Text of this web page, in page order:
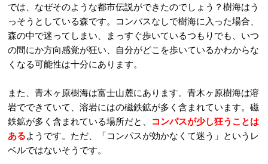
では、なぜそのような都市伝説ができたのでしょう？樹海はう
っそうとしている森です。コンパスなしで樹海に入った場合、
森の中で迷ってしまい、まっすぐ歩いているつもりでも、いつ
の間にか方向感覚が狂い、自分がどこを歩いているかわからな
くなる可能性は十分にあります。
また、青木ヶ原樹海は富士山麓にあります。青木ヶ原樹海は溶
岩でできていて、溶岩にはの磁鉄鉱が多く含まれています。磁
鉄鉱が多く含まれている場所だと、
コンパスが少し狂うことは
あるようです。ただ、「コンパスが効かなくて迷う」というレ
ベルではないそうです。